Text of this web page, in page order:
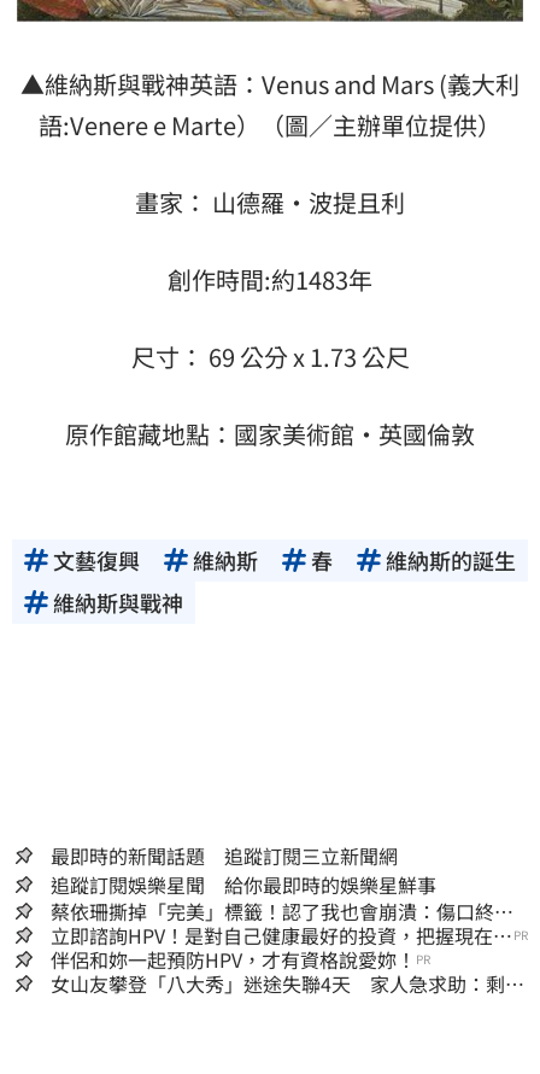
▲維納斯與戰神英語：Venus and Mars (義大利
語:Venere e Marte）（圖／主辦單位提供）
畫家： 山德羅•波提且利
創作時間:約1483年
尺寸： 69 公分 x 1.73 公尺
原作館藏地點：國家美術館‧英國倫敦
文藝復興 維納斯 春
維納斯的誕生
維納斯與戰神
最即時的新聞話題 追蹤訂閱三立新聞網
追蹤訂閱娛樂星聞 給你最即時的娛樂星鮮事
蔡依珊撕掉「完美」標籤！認了我也會崩潰：傷口終究
會癒合
立即諮詢HPV！是對自己健康最好的投資，把握現在不
嫌晚！
PR
伴侶和妳一起預防HPV，才有資格說愛妳！ PR
女山友攀登「八大秀」迷途失聯4天 家人急求助：剩我